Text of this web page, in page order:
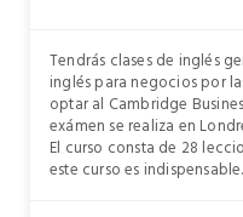
Tendrás clases de inglés
inglés para negocios por
optar al Cambridge
exámen se realiza en
El curso consta de 28
este curso es indispensable.